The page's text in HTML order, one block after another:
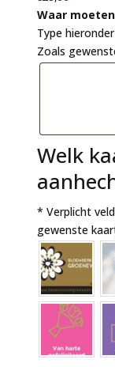
Waar
Type
Zoals
Welk
* Verplicht
gewenste